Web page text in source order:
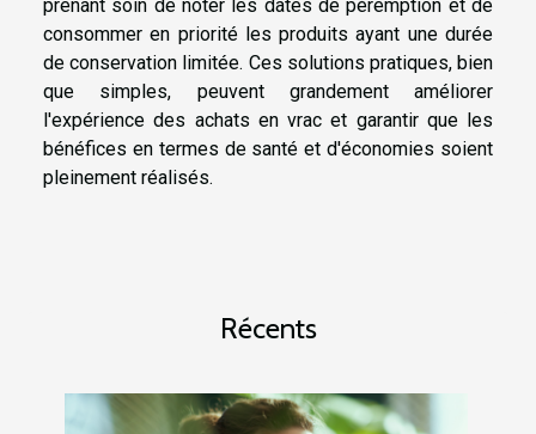
prenant soin de noter les dates de péremption et de
consommer en priorité les produits ayant une durée
de conservation limitée. Ces solutions pratiques, bien
que simples, peuvent grandement améliorer
l'expérience des achats en vrac et garantir que les
bénéfices en termes de santé et d'économies soient
pleinement réalisés.
Récents